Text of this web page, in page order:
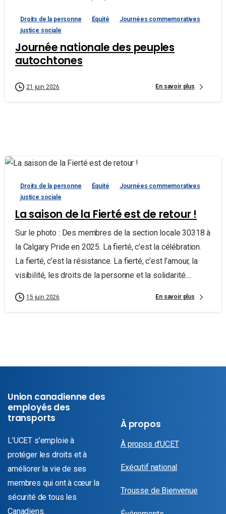
Droits de la personne Équité
Journées commemoratives
justice sociale
Journée nationale des peuples
autochtones
21 juin 2026 En savoir plus
Droits de la personne Équité
Journées commemoratives
justice sociale
La saison de la Fierté est de retour !
Sur le photo : Des membres de la section locale 30318 à
la Calgary Pride en 2025. La fierté, c’est la célébration.
La fierté, c’est la résistance. La fierté, c’est l’amour, la
visibilité, les droits de la personne et la solidarité....
15 juin 2026 En savoir plus
Union canadienne des
employés des
transports
L’UCET s’emploie à
protéger les droits et à
améliorer la vie de ses
membres qui ont à cœur la
sécurité de tous les
Canadiens.
À propos
À propos d’UCET
Exécutif national
Trousse de Bienvenue